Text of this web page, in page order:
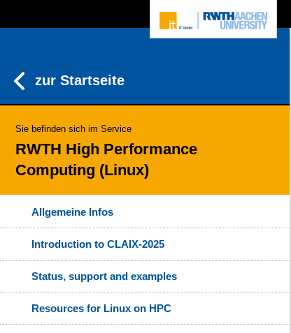
zur Startseite
Sie befinden sich im Service
RWTH High Performance
Computing (Linux)
Allgemeine Infos
Introduction to CLAIX-2025
Status, support and examples
Resources for Linux on HPC